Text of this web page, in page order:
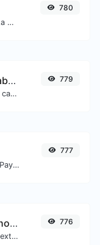
Converta facilmente uma lista de texto em uma lista aleatória.
780
Gerador de texto de cabeça para baixo
Inverta o texto para ficar de cabeça para baixo com facilidade.
779
Gere um link de pagamento PayPal com facilidade.
777
Calculadora de tamanho de texto
Obtenha o tamanho de um texto em Bytes (B), Kilobytes (KB) ou Megabytes (MB).
776